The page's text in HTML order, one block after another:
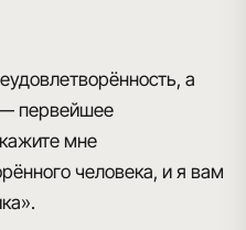
а
первейшее
мне
человека, и я вам